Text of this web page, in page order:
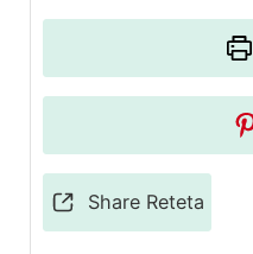
Share Reteta